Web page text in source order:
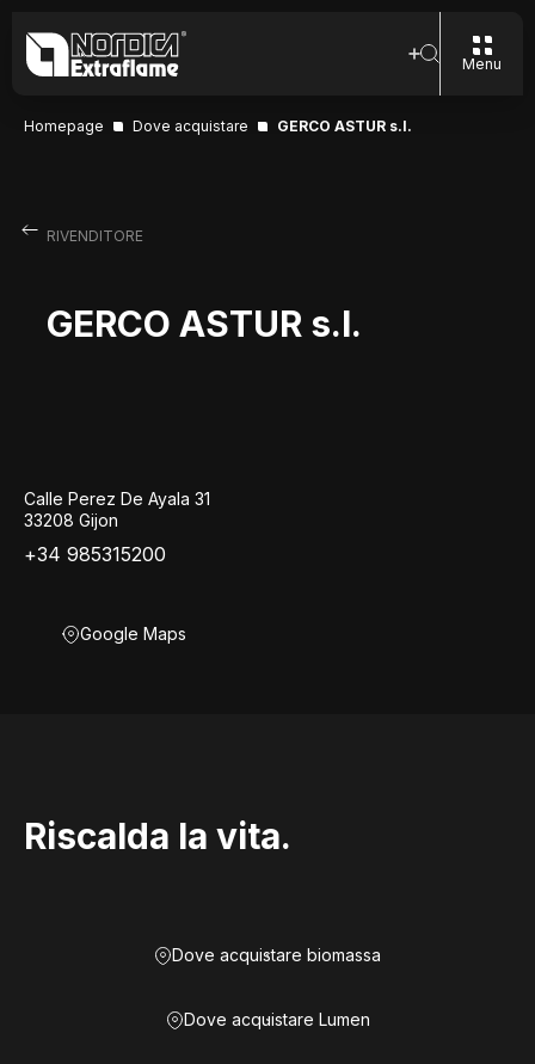
Menu
Homepage Dove acquistare GERCO ASTUR s.l.
RIVENDITORE
GERCO ASTUR s.l.
Calle Perez De Ayala 31
33208 Gijon
+34 985315200
Google Maps
Riscalda la vita.
Dove acquistare biomassa
Dove acquistare Lumen